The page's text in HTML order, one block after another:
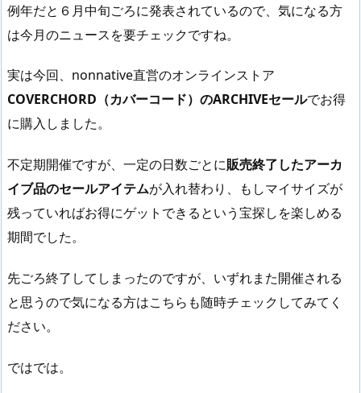
例年だと６月中旬ごろに発表されているので、気になる方
は今月のニュースを要チェックですね。
実は今回、nonnative直営のオンラインストア
COVERCHORD（カバーコード）のARCHIVEセールでお得
に購入しました。
不定期開催ですが、一定の日数ごとに販売終了したアーカ
イブ品のセールアイテムが入れ替わり、もしマイサイズが
残っていればお得にゲットできるという宝探しを楽しめる
期間でした。
先ごろ終了してしまったのですが、いずれまた開催される
と思うので気になる方はこちらも随時チェックしてみてく
ださい。
ではでは。